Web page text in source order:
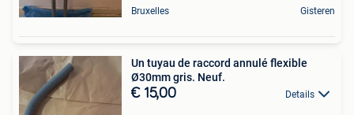
Bruxelles Gisteren
Un tuyau de raccord annulé flexible
Ø30mm gris. Neuf.
€ 15,00 Details